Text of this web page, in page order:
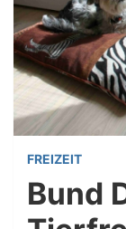
FREIZEIT
Bund